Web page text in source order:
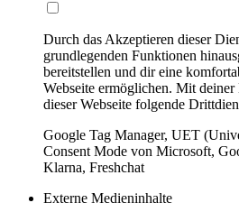
Durch das Akzeptieren dieser
grundlegenden Funktionen
bereitstellen und dir eine
Webseite ermöglichen. Mit
dieser Webseite folgende
Google Tag Manager, UET
Consent Mode von Microsoft,
Klarna, Freshchat
Externe Medieninhalte